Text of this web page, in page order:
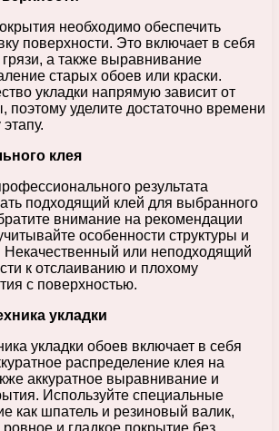
необходимо обеспечить
поверхности. Это включает в себя
а также выравнивание
старых обоев или краски.
укладки напрямую зависит от
поэтому уделите достаточно времени
клея
результата
подходящий клей для выбранного
внимание на рекомендации
особенности структуры и
Некачественный или неподходящий
к отслаиванию и плохому
с поверхностью.
укладки
укладки обоев включает в себя
распределение клея на
аккуратное выравнивание и
Используйте специальные
как шпатель и резиновый валик,